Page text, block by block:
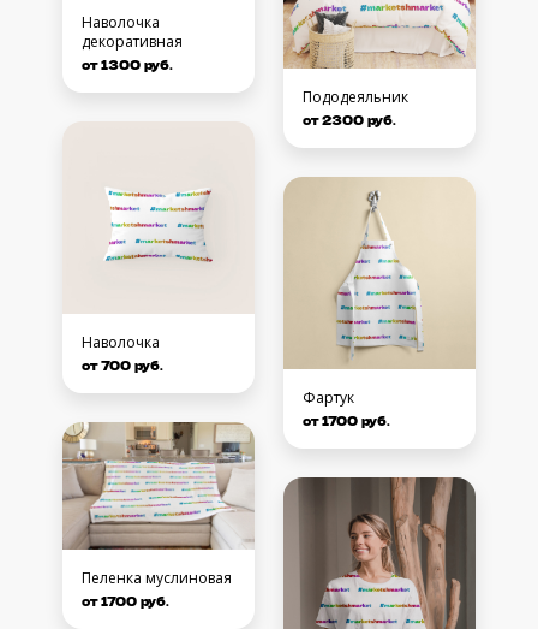
Наволочка
декоративная
от 1300 руб.
Наволочка
от 700 руб.
Пеленка муслиновая
от 1700 руб.
Пододеяльник
от 2300 руб.
Фартук
от 1700 руб.